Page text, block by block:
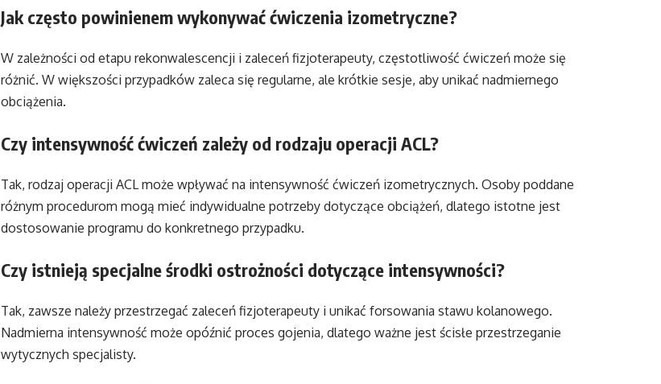
Jak często powinienem wykonywać ćwiczenia izometryczne?
W zależności od etapu rekonwalescencji i zaleceń fizjoterapeuty, częstotliwość ćwiczeń może się
różnić. W większości przypadków zaleca się regularne, ale krótkie sesje, aby unikać nadmiernego
obciążenia.
Czy intensywność ćwiczeń zależy od rodzaju operacji ACL?
Tak, rodzaj operacji ACL może wpływać na intensywność ćwiczeń izometrycznych. Osoby poddane
różnym procedurom mogą mieć indywidualne potrzeby dotyczące obciążeń, dlatego istotne jest
dostosowanie programu do konkretnego przypadku.
Czy istnieją specjalne środki ostrożności dotyczące intensywności?
Tak, zawsze należy przestrzegać zaleceń fizjoterapeuty i unikać forsowania stawu kolanowego.
Nadmierna intensywność może opóźnić proces gojenia, dlatego ważne jest ścisłe przestrzeganie
wytycznych specjalisty.